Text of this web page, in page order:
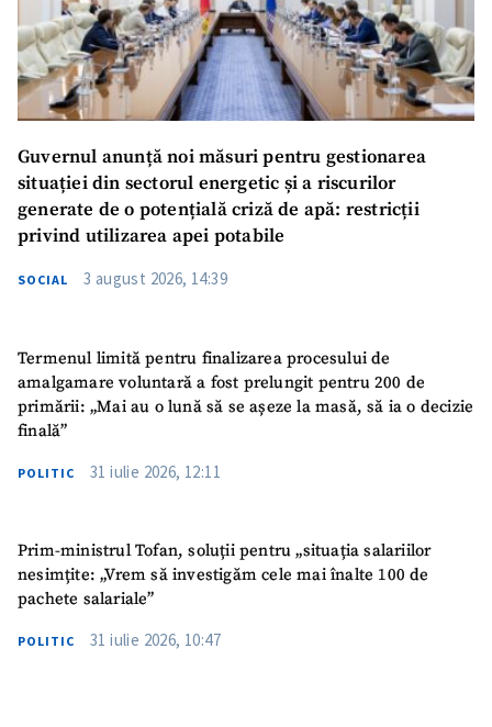
SUSȚINE
Guvernul anunță noi măsuri pentru gestionarea
situației din sectorul energetic și a riscurilor
generate de o potențială criză de apă: restricții
privind utilizarea apei potabile
SOCIAL 3 august 2026, 14:39
Termenul limită pentru finalizarea procesului de
amalgamare voluntară a fost prelungit pentru 200 de
primării: „Mai au o lună să se așeze la masă, să ia o decizie
finală”
POLITIC 31 iulie 2026, 12:11
Prim-ministrul Tofan, soluții pentru „situația salariilor
nesimțite: „Vrem să investigăm cele mai înalte 100 de
pachete salariale”
POLITIC 31 iulie 2026, 10:47